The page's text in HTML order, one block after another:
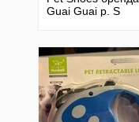
Guai Guai р. S